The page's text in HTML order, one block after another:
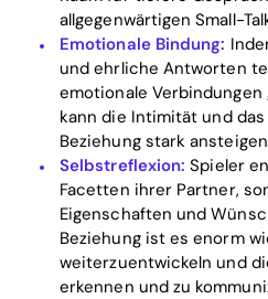
allgegenwärtigen Small-
Emotionale Bindung:
und ehrliche Antworten
emotionale
kann die Intimität und
Beziehung stark
Selbstreflexion: Spieler
Facetten ihrer Partner,
Eigenschaften und
Beziehung ist es enorm
weiterzuentwickeln und
erkennen und zu